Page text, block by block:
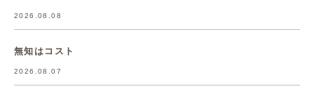
2026.08.08
無知はコスト
2026.08.07